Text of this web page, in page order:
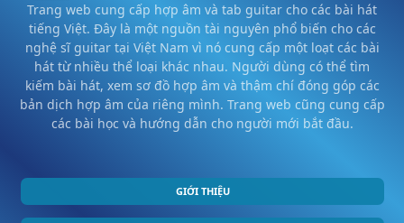
Trang web cung cấp hợp âm và tab guitar cho các bài hát
tiếng Việt. Đây là một nguồn tài nguyên phổ biến cho các
nghệ sĩ guitar tại Việt Nam vì nó cung cấp một loạt các bài
hát từ nhiều thể loại khác nhau. Người dùng có thể tìm
kiếm bài hát, xem sơ đồ hợp âm và thậm chí đóng góp các
bản dịch hợp âm của riêng mình. Trang web cũng cung cấp
các bài học và hướng dẫn cho người mới bắt đầu.
GIỚI THIỆU